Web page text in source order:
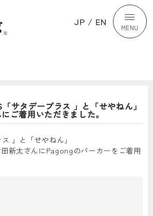
JP / EN MENU
「サタデープラス 」と「せやねん」
ご着用いただきました。
」と「せやねん」
新太さんにPagongのパーカーをご着用